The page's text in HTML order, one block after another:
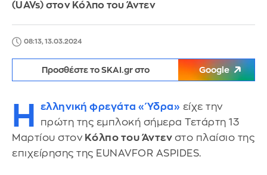
(UAVs) στον Κόλπο του Άντεν
08:13, 13.03.2024
Προσθέστε το SKAI.gr στο Google
Η ελληνική φρεγάτα «Ύδρα» είχε την
πρώτη της εμπλοκή σήμερα Τετάρτη 13
Μαρτίου στον Κόλπο του Άντεν στο πλαίσιο της
επιχείρησης της EUNAVFOR ASPIDES.